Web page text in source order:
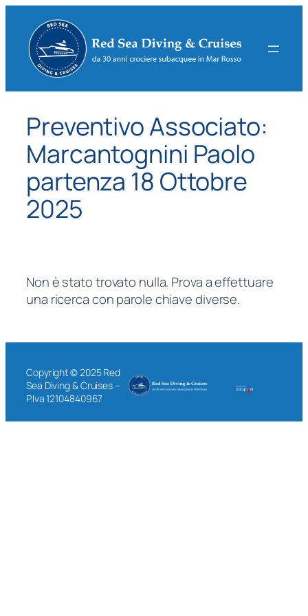
contenuto
Preventivo Associato:
Marcantognini Paolo
partenza 18 Ottobre
2025
Non è stato trovato nulla. Prova a effettuare
una ricerca con parole chiave diverse.
Copyright © 2025 Red
Sea Diving & Cruises –
P.Iva 12104840967